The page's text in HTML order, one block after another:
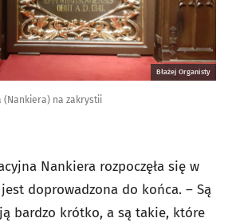
Błażej Organisty
(Nankiera) na zakrystii
Nankiera rozpoczęła się w
doprowadzona do końca. – Są
bardzo krótko, a są takie, które